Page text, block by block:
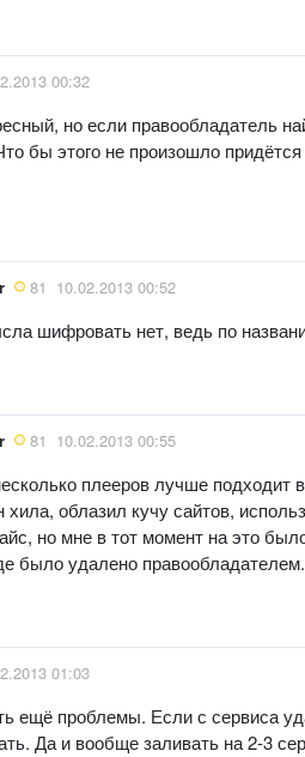
00:32
но если правообладатель
бы этого не произошло
81 10.02.2013 00:52
шифровать нет, ведь по
81 10.02.2013 00:55
плееров лучше подходит
хила, облазил кучу сайтов,
но мне в тот момент на это
было удалено правообладателем.
01:03
ещё проблемы. Если с сервиса
Да и вообще заливать на 2-3